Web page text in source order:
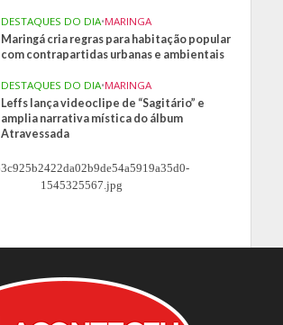
DESTAQUES DO DIA•MARINGA
Maringá cria regras para habitação popular
com contrapartidas urbanas e ambientais
DESTAQUES DO DIA•MARINGA
Leffs lança videoclipe de “Sagitário” e
amplia narrativa mística do álbum
Atravessada